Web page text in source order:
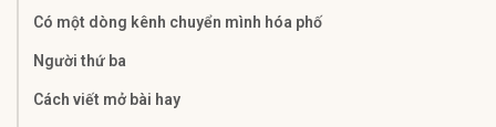
Có một dòng kênh chuyển mình hóa phố
Người thứ ba
Cách viết mở bài hay